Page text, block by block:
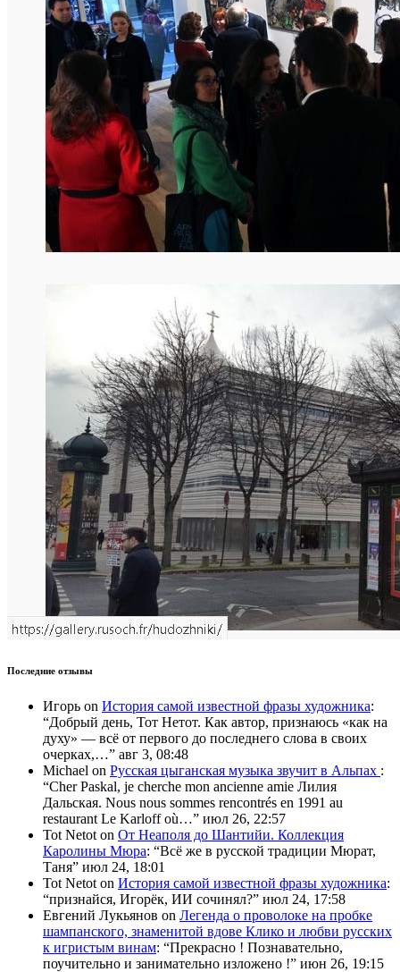
Последние отзывы
Игорь on История самой известной фразы художника:
“Добрый день, Тот Нетот. Как автор, признаюсь «как на
духу» — всё от первого до последнего слова в своих
очерках,…” авг 3, 08:48
Michael on Русская цыганская музыка звучит в Альпах :
“Cher Paskal, je cherche mon ancienne amie Лилия
Дальская. Nous nous sommes rencontrés en 1991 au
restaurant Le Karloff où…” июл 26, 22:57
Tot Netot on От Неаполя до Шантийи. Коллекция
Каролины Мюра: “Всё же в русской традиции Мюрат,
Таня” июл 24, 18:01
Tot Netot on История самой известной фразы художника:
“признайся, Игорёк, ИИ сочинял?” июл 24, 17:58
Евгений Лукьянов on Легенда о проволоке на пробке
шампанского, знаменитой вдове Клико и любви русских
к игристым винам: “Прекрасно ! Познавательно,
поучительно и занимательно изложено !” июн 26, 19:15